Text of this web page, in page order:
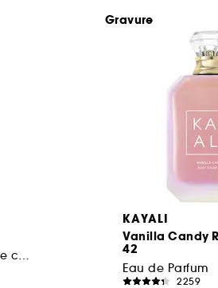
Brume Parfumée pour le corps et les cheveux
KAYALI
Vanilla Candy
42
Eau de Parfum
2259
Gravure